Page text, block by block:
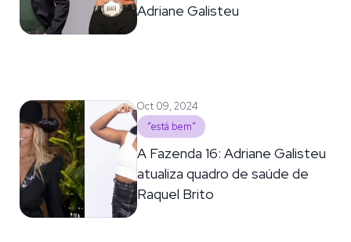
Adriane Galisteu
Oct 09, 2024
“está bem”
A Fazenda 16: Adriane Galisteu
atualiza quadro de saúde de
Raquel Brito